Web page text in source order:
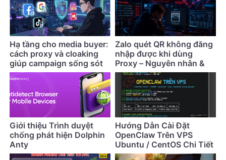
Hạ tầng cho media buyer:
cách proxy và cloaking
giúp campaign sống sót
lâu hơn
Zalo quét QR không đăng
nhập được khi dùng
Proxy – Nguyên nhân &
cách khắc phục
Giới thiệu Trình duyệt
chống phát hiện Dolphin
Anty
Hướng Dẫn Cài Đặt
OpenClaw Trên VPS
Ubuntu / CentOS Chi Tiết
Nhất (Cập Nhật 2026)